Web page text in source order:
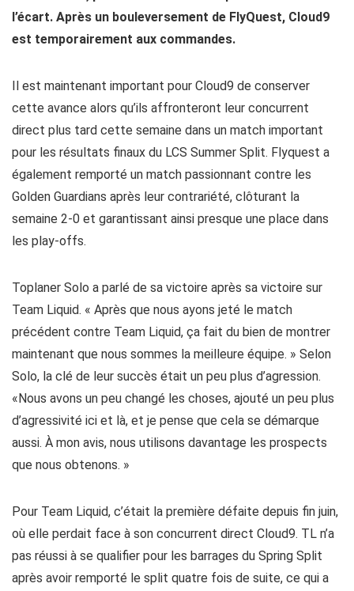
l’écart. Après un bouleversement de FlyQuest, Cloud9
est temporairement aux commandes.
Il est maintenant important pour Cloud9 de conserver
cette avance alors qu’ils affronteront leur concurrent
direct plus tard cette semaine dans un match important
pour les résultats finaux du LCS Summer Split. Flyquest a
également remporté un match passionnant contre les
Golden Guardians après leur contrariété, clôturant la
semaine 2-0 et garantissant ainsi presque une place dans
les play-offs.
Toplaner Solo a parlé de sa victoire après sa victoire sur
Team Liquid. « Après que nous ayons jeté le match
précédent contre Team Liquid, ça fait du bien de montrer
maintenant que nous sommes la meilleure équipe. » Selon
Solo, la clé de leur succès était un peu plus d’agression.
«Nous avons un peu changé les choses, ajouté un peu plus
d’agressivité ici et là, et je pense que cela se démarque
aussi. À mon avis, nous utilisons davantage les prospects
que nous obtenons. »
Pour Team Liquid, c’était la première défaite depuis fin juin,
où elle perdait face à son concurrent direct Cloud9. TL n’a
pas réussi à se qualifier pour les barrages du Spring Split
après avoir remporté le split quatre fois de suite, ce qui a